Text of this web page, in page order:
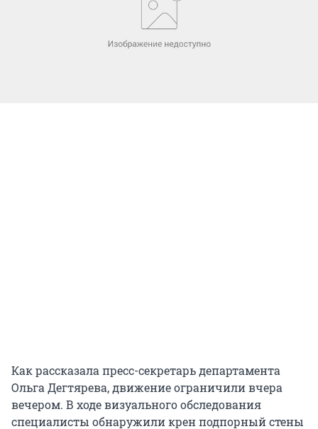
Как рассказала пресс-секретарь департамента
Ольга Дегтярева, движение ограничили вчера
вечером. В ходе визуального обследования
специалисты обнаружили крен подпорный стены